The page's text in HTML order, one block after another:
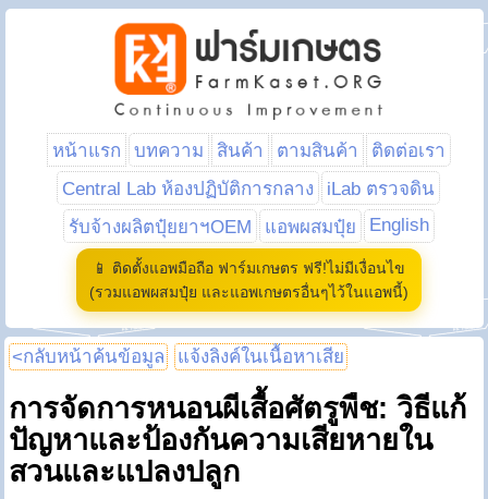
หน้าแรก บทความ สินค้า ตามสินค้า
ติดต่อเรา
Central Lab ห้องปฏิบัติการกลาง
iLab ตรวจดิน
รับจ้างผลิตปุ๋ยยาฯOEM
แอพผสมปุ๋ย English
📱 ติดตั้งแอพมือถือ ฟาร์มเกษตร ฟรี!ไม่มีเงื่อนไข
(รวมแอพผสมปุ๋ย และแอพเกษตรอื่นๆไว้ในแอพนี้)
<กลับหน้าค้นข้อมูล แจ้งลิงค์ในเนื้อหาเสีย
การจัดการหนอนผีเสื้อศัตรูพืช: วิธีแก้
ปัญหาและป้องกันความเสียหายใน
สวนและแปลงปลูก